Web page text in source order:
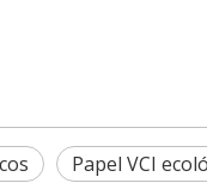
Papel VCI